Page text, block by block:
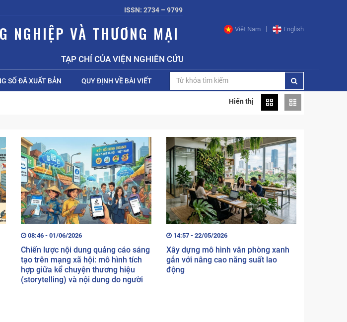
ISSN: 2734 – 9799
NGHIỆP VÀ THƯƠNG MẠI
TẠP CHÍ CỦA VIỆN NGHIÊN CỨU CHIẾN LƯỢC, CHÍNH SÁCH CÔNG THƯƠNG
Việt Nam English
SỐ ĐÃ XUẤT BẢN QUY ĐỊNH VỀ BÀI VIẾT
Hiển thị
08:46 - 01/06/2026
Chiến lược nội dung quảng cáo sáng
tạo trên mạng xã hội: mô hình tích
hợp giữa kể chuyện thương hiệu
(storytelling) và nội dung do người
14:57 - 22/05/2026
Xây dựng mô hình văn phòng xanh
gắn với nâng cao năng suất lao
động